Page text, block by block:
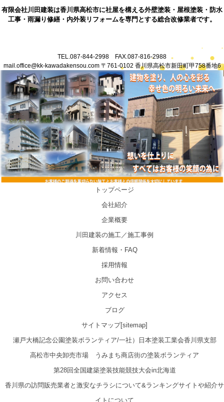
有限会社川田建装は香川県高松市に社屋を構える外壁塗装・屋根塗装・防水
工事・雨漏り修繕・内外装リフォームを専門とする総合改修業者です。
TEL.087-844-2998 FAX.087-816-2988
mail.office@kk-kawadakensou.com 〒761-0102 香川県高松市新田町甲758番地6
香川県高松市塗装業・防水業・各種内外装リフォーム・雨漏り修繕を
行う総合改修会社川田建装
トップページ
会社紹介
企業概要
川田建装の施工／施工事例
新着情報・FAQ
採用情報
お問い合わせ
アクセス
ブログ
サイトマップ[sitemap]
瀬戸大橋記念公園塗装ボランティア/一社）日本塗装工業会香川県支部
高松市中央卸売市場 うみまち商店街の塗装ボランティア
第28回全国建築塗装技能競技大会in北海道
香川県の訪問販売業者と激安なチラシについて&ランキングサイトや紹介サ
イトについて